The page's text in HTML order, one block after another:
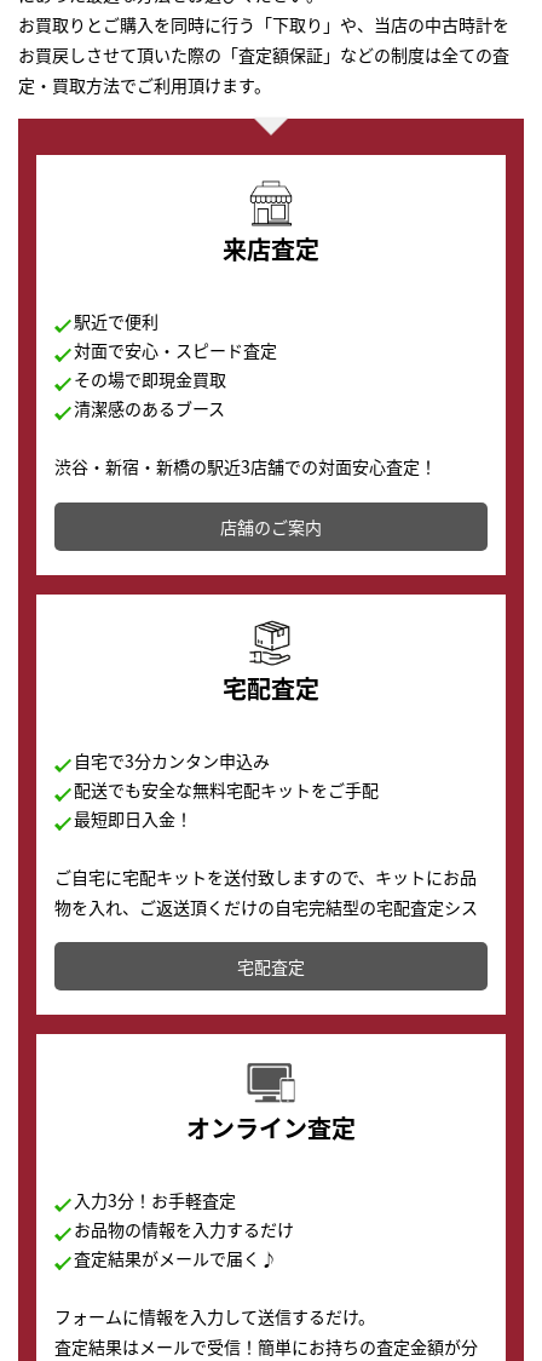
お買取りとご購入を同時に行う「下取り」や、当店の中古時計を
お買戻しさせて頂いた際の「査定額保証」などの制度は全ての査
定・買取方法でご利用頂けます。
来店査定
駅近で便利
対面で安心・スピード査定
その場で即現金買取
清潔感のあるブース
渋谷・新宿・新橋の駅近3店舗での対面安心査定！
その場で現金買取致します。渋谷本店では、時計販売の
店舗を併設しており、下取りに出してお得に新しい時計
の購入もできます♪
店舗のご案内
宅配査定
自宅で3分カンタン申込み
配送でも安全な無料宅配キットをご手配
最短即日入金！
ご自宅に宅配キットを送付致しますので、キットにお品
物を入れ、ご返送頂くだけの自宅完結型の宅配査定シス
テムです。
配送でも簡単&安全に査定・買取に出すことが可能で
す。
宅配査定
オンライン査定
入力3分！お手軽査定
お品物の情報を入力するだけ
査定結果がメールで届く♪
フォームに情報を入力して送信するだけ。
査定結果はメールで受信！簡単にお持ちの査定金額が分